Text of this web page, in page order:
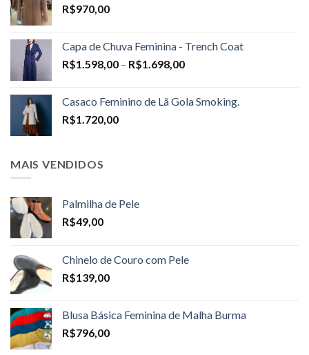
R$970,00
Capa de Chuva Feminina - Trench Coat
R$1.598,00 – R$1.698,00Price
through
Casaco Feminino de Lã Gola Smoking.
R$1.720,00
MAIS VENDIDOS
Palmilha de Pele
R$49,00
Chinelo de Couro com Pele
R$139,00
Blusa Básica Feminina de Malha Burma
R$796,00